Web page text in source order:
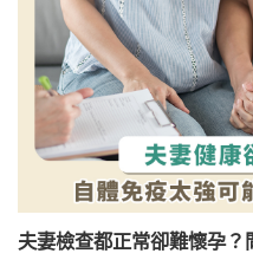
夫妻檢查都正常卻難懷孕？